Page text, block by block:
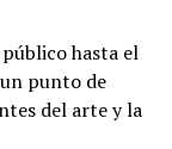
hasta el
punto de
del arte y la